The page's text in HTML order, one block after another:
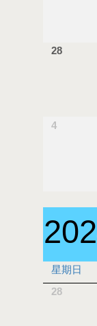
28
4
星期日
28